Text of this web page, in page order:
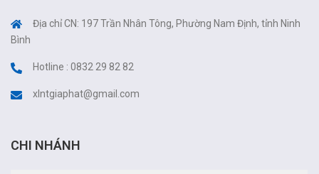
Địa chỉ CN: 197 Trần Nhân Tông, Phường Nam Định, tỉnh Ninh
Bình
Hotline : 0832 29 82 82
xlntgiaphat@gmail.com
CHI NHÁNH